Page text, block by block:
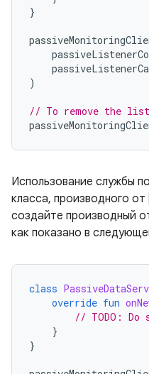
}
)
// To remove the
Использование службы
класса, производного от
создайте производный
как показано в
class
override fun
// TODO: Do
}
}